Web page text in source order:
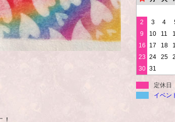
2
3 4
9
10 11
16
17 18
23 24 25
30 31
定休日
イベン